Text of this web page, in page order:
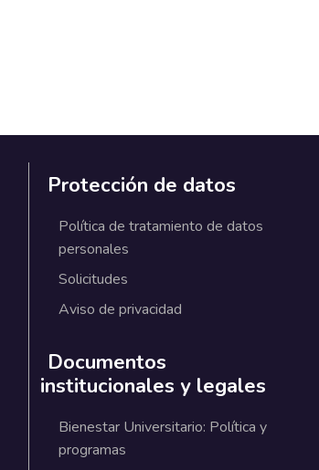
Protección de datos
Política de tratamiento de datos
personales
Solicitudes
Aviso de privacidad
Documentos
institucionales y legales
Bienestar Universitario: Política y
programas